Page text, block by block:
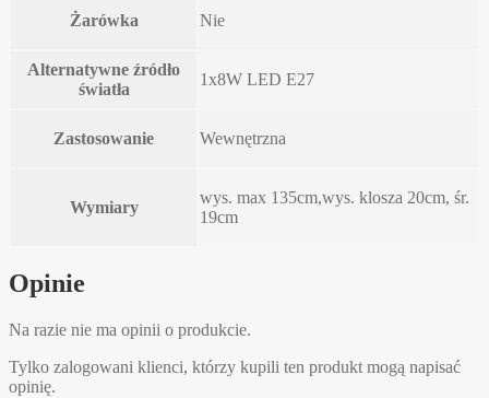
Żarówka Nie
Alternatywne źródło
światła
1x8W LED E27
Zastosowanie Wewnętrzna
Wymiary
wys. max 135cm,wys. klosza 20cm, śr.
19cm
Opinie
Na razie nie ma opinii o produkcie.
Tylko zalogowani klienci, którzy kupili ten produkt mogą napisać
opinię.